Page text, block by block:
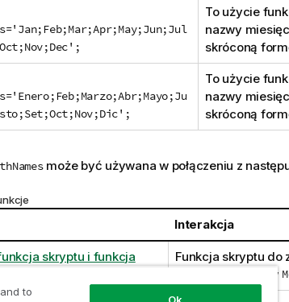
To użycie
nazwy
skróconą
To użycie
nazwy
skróconą
może być używana w połączeniu z
Interakcja
skryptu i funkcja
Funkcja skryptu do
zdefiniowanych w
to